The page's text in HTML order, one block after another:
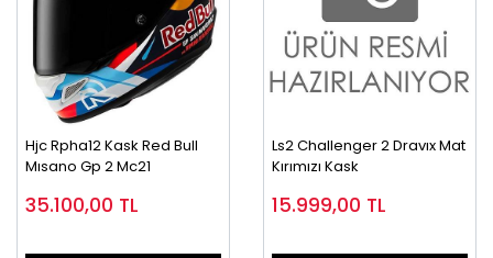
Hjc Rpha12 Kask Red Bull
Mısano Gp 2 Mc21
35.100,00 TL
Ls2 Challenger 2 Dravıx Mat
Kırımızı Kask
15.999,00 TL